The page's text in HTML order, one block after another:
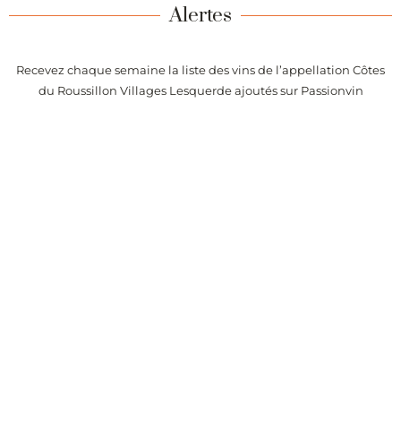
Alertes
Recevez chaque semaine la liste des vins de l’appellation Côtes
du Roussillon Villages Lesquerde ajoutés sur Passionvin